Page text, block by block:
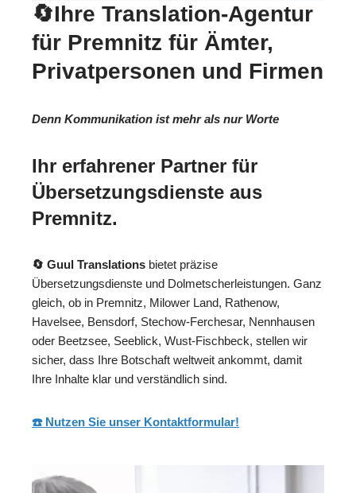
🔄Ihre Translation-Agentur
für Premnitz für Ämter,
Privatpersonen und Firmen
Denn Kommunikation ist mehr als nur Worte
Ihr erfahrener Partner für
Übersetzungsdienste aus
Premnitz.
🔄 Guul Translations bietet präzise
Übersetzungsdienste und Dolmetscherleistungen. Ganz
gleich, ob in Premnitz, Milower Land, Rathenow,
Havelsee, Bensdorf, Stechow-Ferchesar, Nennhausen
oder Beetzsee, Seeblick, Wust-Fischbeck, stellen wir
sicher, dass Ihre Botschaft weltweit ankommt, damit
Ihre Inhalte klar und verständlich sind.
☎️ Nutzen Sie unser Kontaktformular!